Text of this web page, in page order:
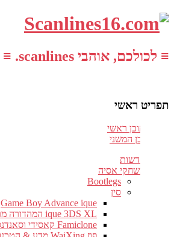
≡ לכולכם, אוהבי scanlines. ≡ ≡ ≡ ≡
תפריט ראשי
עבור לתוכן ראשי
דלג לתוכן המשני
חדשות
משחקי אסיה
Bootlegs
סין
Game Boy Advance ique
ique 3DS XL המהדורה מריו
Famiclone קאסידי וסאנדנס קיד